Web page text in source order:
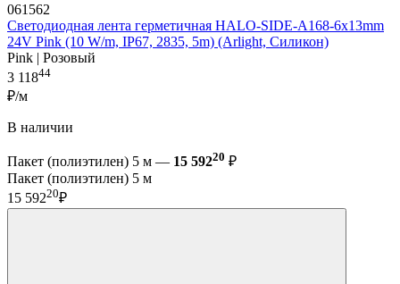
061562
Светодиодная лента герметичная HALO-SIDE-A168-6x13mm
24V Pink (10 W/m, IP67, 2835, 5m) (Arlight, Силикон)
Pink | Розовый
3 11844
₽/м
В наличии
Пакет (полиэтилен) 5 м — 15 59220 ₽
Пакет (полиэтилен) 5 м
15 59220₽